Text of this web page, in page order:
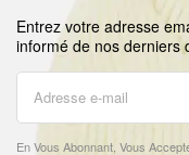
Entrez votre adresse
informé de nos derniers
En Vous Abonnant, Vous